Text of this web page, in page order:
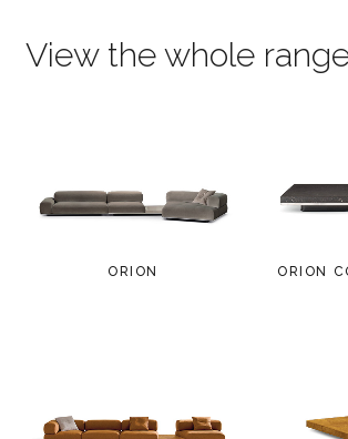
View the whole
ORION ORION